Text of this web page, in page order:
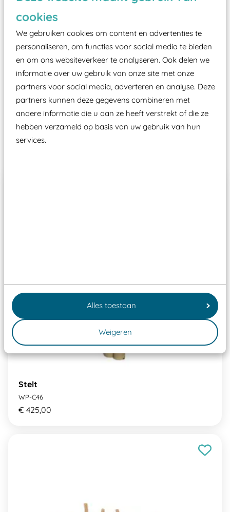
cookies
We gebruiken cookies om content en advertenties te
personaliseren, om functies voor social media te bieden
en om ons websiteverkeer te analyseren. Ook delen we
informatie over uw gebruik van onze site met onze
partners voor social media, adverteren en analyse. Deze
partners kunnen deze gegevens combineren met
andere informatie die u aan ze heeft verstrekt of die ze
hebben verzameld op basis van uw gebruik van hun
services.
Alles toestaan
Weigeren
Elk speeltoestel in de openbare ruimte voorzien
moet zijn van een typekeuring, -plaatje en
certificering, uitgegeven door een Nederlands
aangewezen keuringsinstantie?
Wij ook speeltoestellen kunnen laten keuren zodat
ze toch binnen het Warenwetbesluit Attractie- en
Speeltoestellen vallen?
Past er goed bij
Stelt
WP-C46
€ 425,00